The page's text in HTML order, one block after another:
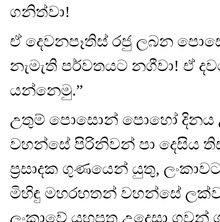
ගනිත්වා!
ඒ දෙවනපෑතිස් රජු ලබන
නැමැති පර්වතයට නගීවා! ඒ
යන්නෙමු.”
උතුම් පොසොන් පොහෝ දිනය
වහන්සේ පිරිනිවන් පා දෙසිය
ප්‍රසාදක ගුණයෙන් යුතු,
මිහිඳු මහරහතන් වහන්සේ
ලංකාවේ යහපත උදෙසා ගුවන්